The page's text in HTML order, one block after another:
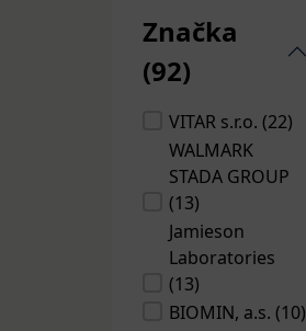
Značka
(92)
VITAR s.r.o. (22)
WALMARK
STADA GROUP
(13)
Jamieson
Laboratories
(13)
BIOMIN, a.s. (10)